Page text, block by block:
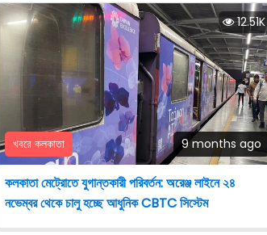
12.51K
খবরে কলকাতা 9 months ago
কলকাতা মেট্রোতে যুগান্তকারী পরিবর্তন: অরেঞ্জ লাইনে ২৪
নভেম্বর থেকে চালু হচ্ছে আধুনিক CBTC সিস্টেম